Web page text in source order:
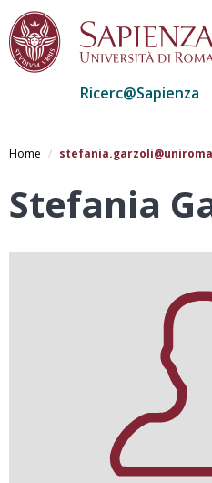
al
Ricerc@Sapienza
Home
Stefania